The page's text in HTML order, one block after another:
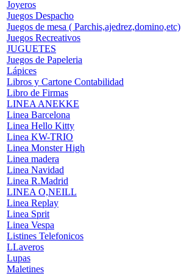
Joyeros
Juegos Despacho
Juegos de mesa ( Parchis,ajedrez,domino,etc)
Juegos Recreativos
JUGUETES
Juegos de Papeleria
Lápices
Libros y Cartone Contabilidad
Libro de Firmas
LINEA ANEKKE
Linea Barcelona
Linea Hello Kitty
Linea KW-TRIO
Linea Monster High
Linea madera
Linea Navidad
Linea R.Madrid
LINEA O,NEILL
Linea Replay
Linea Sprit
Linea Vespa
Listines Telefonicos
LLaveros
Lupas
Maletines